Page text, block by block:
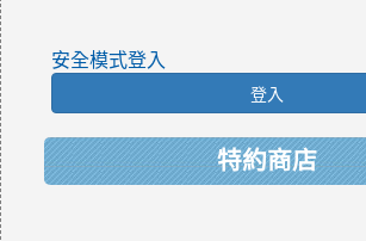
安全模式登入
登入
特約商店